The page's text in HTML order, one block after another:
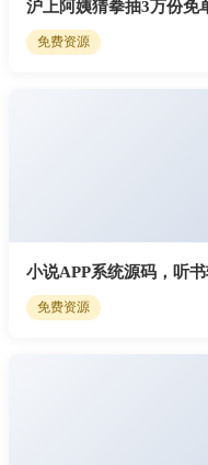
沪上阿姨猜拳抽3万份免
免费资源
小说APP系统源码，听
免费资源